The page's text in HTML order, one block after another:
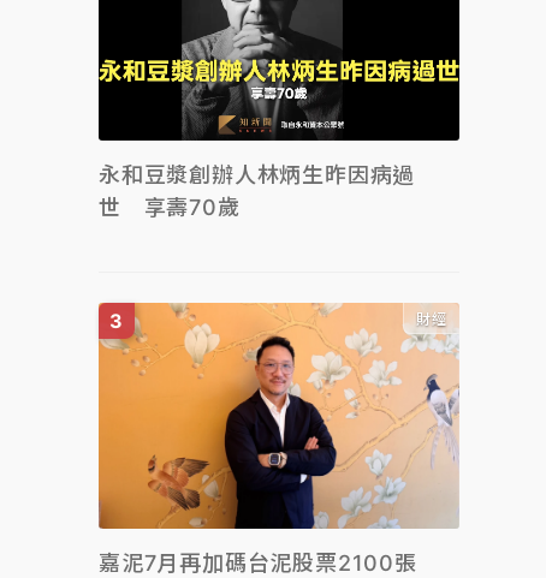
永和豆漿創辦人林炳生昨因病過
世 享壽70歲
財經
嘉泥7月再加碼台泥股票2100張